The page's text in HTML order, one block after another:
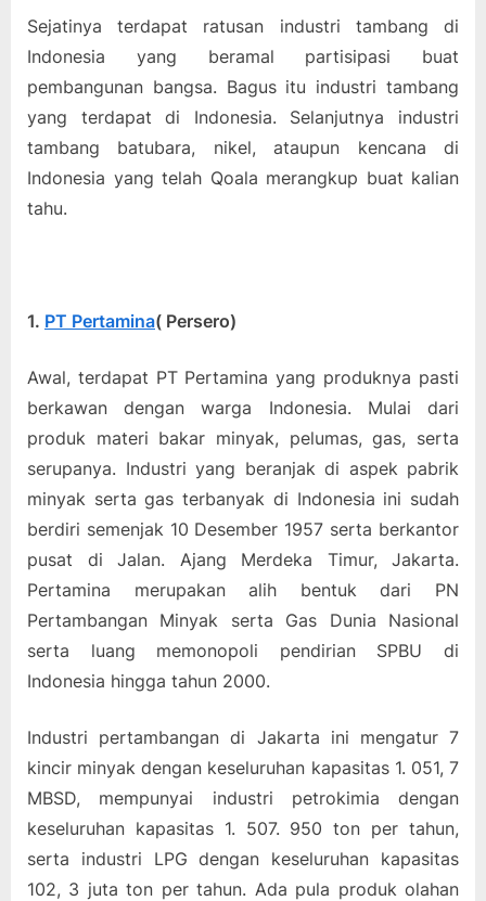
Sejatinya terdapat ratusan industri tambang di
Indonesia yang beramal partisipasi buat
pembangunan bangsa. Bagus itu industri tambang
yang terdapat di Indonesia. Selanjutnya industri
tambang batubara, nikel, ataupun kencana di
Indonesia yang telah Qoala merangkup buat kalian
tahu.
1. PT Pertamina( Persero)
Awal, terdapat PT Pertamina yang produknya pasti
berkawan dengan warga Indonesia. Mulai dari
produk materi bakar minyak, pelumas, gas, serta
serupanya. Industri yang beranjak di aspek pabrik
minyak serta gas terbanyak di Indonesia ini sudah
berdiri semenjak 10 Desember 1957 serta berkantor
pusat di Jalan. Ajang Merdeka Timur, Jakarta.
Pertamina merupakan alih bentuk dari PN
Pertambangan Minyak serta Gas Dunia Nasional
serta luang memonopoli pendirian SPBU di
Indonesia hingga tahun 2000.
Industri pertambangan di Jakarta ini mengatur 7
kincir minyak dengan keseluruhan kapasitas 1. 051, 7
MBSD, mempunyai industri petrokimia dengan
keseluruhan kapasitas 1. 507. 950 ton per tahun,
serta industri LPG dengan keseluruhan kapasitas
102, 3 juta ton per tahun. Ada pula produk olahan